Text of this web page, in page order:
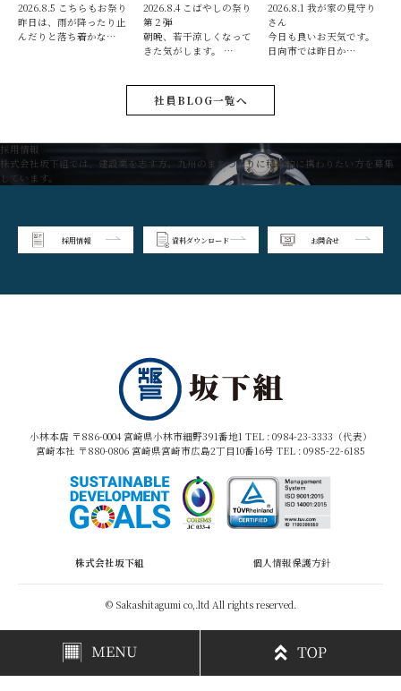
2026.8.5 こちらもお祭り
昨日は、雨が降ったり止
んだりと落ち着かな…
2026.8.4 こばやしの祭り
第２弾
朝晩、若干涼しくなって
きた気がします。 …
2026.8.1 我が家の見守り
さん
今日も良いお天気です。
日向市では昨日か…
社員BLOG一覧へ
採用情報
株式会社坂下組では、建設業を志す方、九州のまちづくりに積極的に携わりたい方を募集
しています。
採用情報 資料ダウンロード お問合せ
小林本店 〒886-0004 宮崎県小林市細野391番地1 TEL : 0984-23-3333（代表）
宮崎本社 〒880-0806 宮崎県宮崎市広島2丁目10番16号 TEL : 0985-22-6185
株式会社坂下組 個人情報保護方針
© Sakashitagumi co,.ltd All rights reserved.